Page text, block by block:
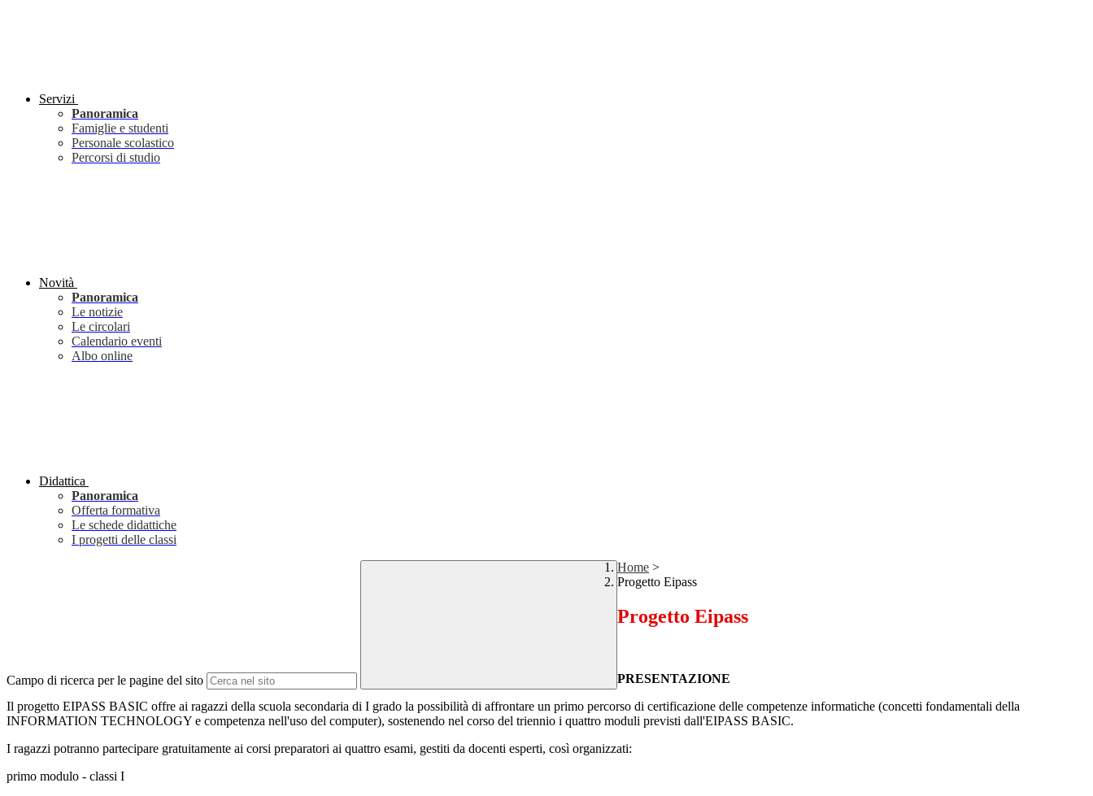
Servizi
Panoramica
Famiglie e studenti
Personale scolastico
Percorsi di studio
Novità
Panoramica
Le notizie
Le circolari
Calendario eventi
Albo online
Didattica
Panoramica
Offerta formativa
Le schede didattiche
I progetti delle classi
Campo di ricerca per le pagine del sito
Home >
Progetto Eipass
Progetto Eipass
PRESENTAZIONE
Il progetto EIPASS BASIC offre ai ragazzi della scuola secondaria di I grado la possibilità di affrontare un primo percorso di certificazione delle competenze informatiche (concetti fondamentali della
INFORMATION TECHNOLOGY e competenza nell'uso del computer), sostenendo nel corso del triennio i quattro moduli previsti dall'EIPASS BASIC.
I ragazzi potranno partecipare gratuitamente ai corsi preparatori ai quattro esami, gestiti da docenti esperti, così organizzati:
primo modulo - classi I